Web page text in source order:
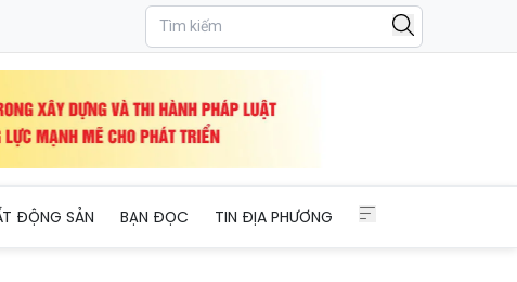
ĐỘNG SẢN BẠN ĐỌC TIN ĐỊA PHƯƠNG